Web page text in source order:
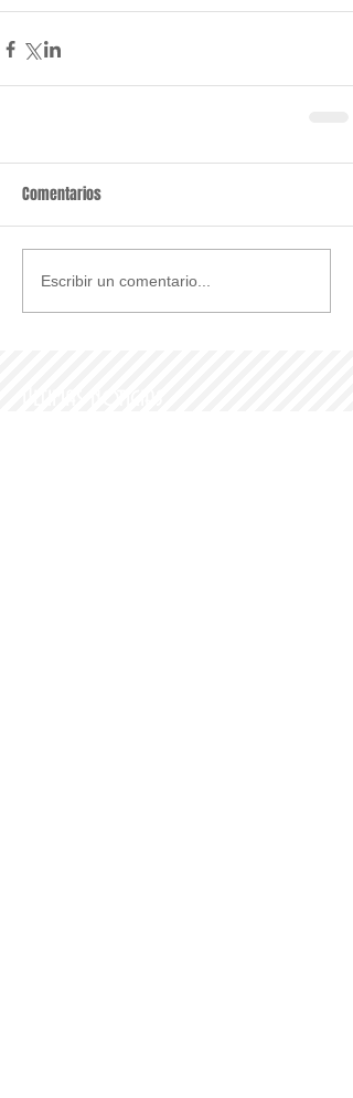
Comentarios
Escribir un comentario...